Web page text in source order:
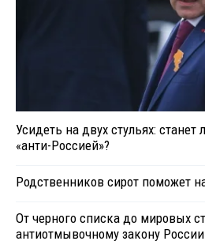
Усидеть на двух стульях:
«анти-Россией»?
Родственников сирот поможет
От черного списка до мировых
антиотмывочному закону России